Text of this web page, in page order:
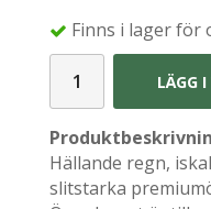
Finns i lager för
LÄGG
Hällande regn,
slitstarka